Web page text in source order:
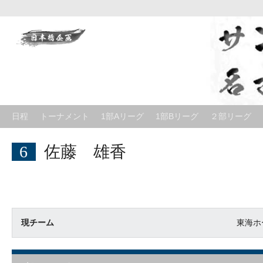
content
日程 トーナメント 1部Aリーグ 1部Bリーグ ２部リーグ
6 佐藤 雄香
現チーム 東海ホ